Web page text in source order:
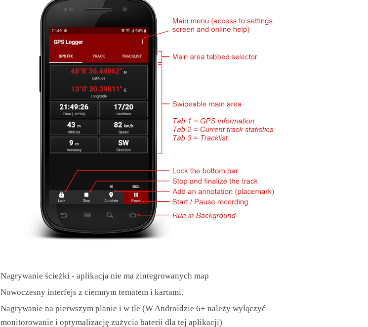
Nagrywanie ścieżki - aplikacja nie ma zintegrowanych map
Nowoczesny interfejs z ciemnym tematem i kartami.
Nagrywanie na pierwszym planie i w tle (W Androidzie 6+ należy wyłączyć
monitorowanie i optymalizację zużycia baterii dla tej aplikacji)